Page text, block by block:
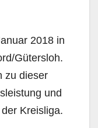
2018 in
Gütersloh.
zu dieser
und
Kreisliga.